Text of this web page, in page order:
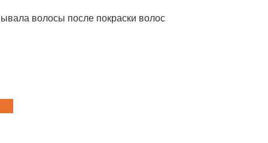
волосы после покраски волос